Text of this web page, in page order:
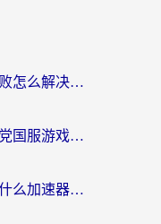
女神星球海外服务器链接失败怎么解决？海外党国服游戏加速避坑指南
日本怎么玩君临传奇？海外党国服游戏加速避坑指南（附菲律宾欧洲玩家实测）
海外党必看：打穿越火线用什么加速器？解决延迟卡顿，还能玩奇妙拼图世界和第五人格